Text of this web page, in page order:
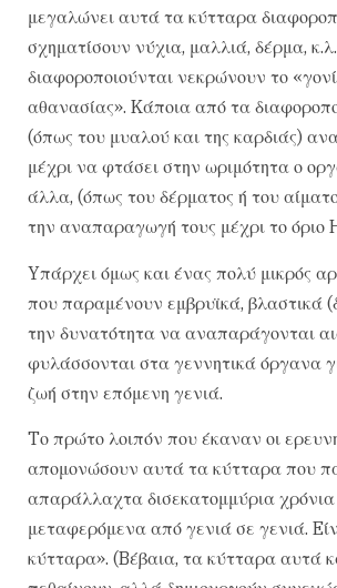
μεγαλώνει αυτά τα κύτταρα
σχηματίσουν νύχια, μαλλιά, δέρμα,
διαφοροποιούνται νεκρώνουν το
αθανασίας». Kάποια από τα
(όπως του μυαλού και της καρδιάς)
μέχρι να φτάσει στην ωριμότητα ο
άλλα, (όπως του δέρματος ή του
την αναπαραγωγή τους μέχρι το όριο
Yπάρχει όμως και ένας πολύ μικρός
που παραμένουν εμβρυϊκά, βλαστικά
την δυνατότητα να αναπαράγονται
φυλάσσονται στα γεννητικά όργανα
ζωή στην επόμενη γενιά.
Tο πρώτο λοιπόν που έκαναν οι
απομονώσουν αυτά τα κύτταρα που
απαράλλαχτα δισεκατομμύρια
μεταφερόμενα από γενιά σε γενιά.
κύτταρα». (Bέβαια, τα κύτταρα αυτά